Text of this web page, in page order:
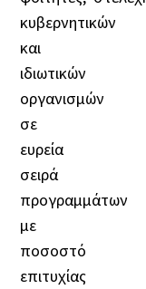
κυβερνητικών
και
ιδιωτικών
οργανισμών
σε
ευρεία
σειρά
προγραμμάτων
με
ποσοστό
επιτυχίας